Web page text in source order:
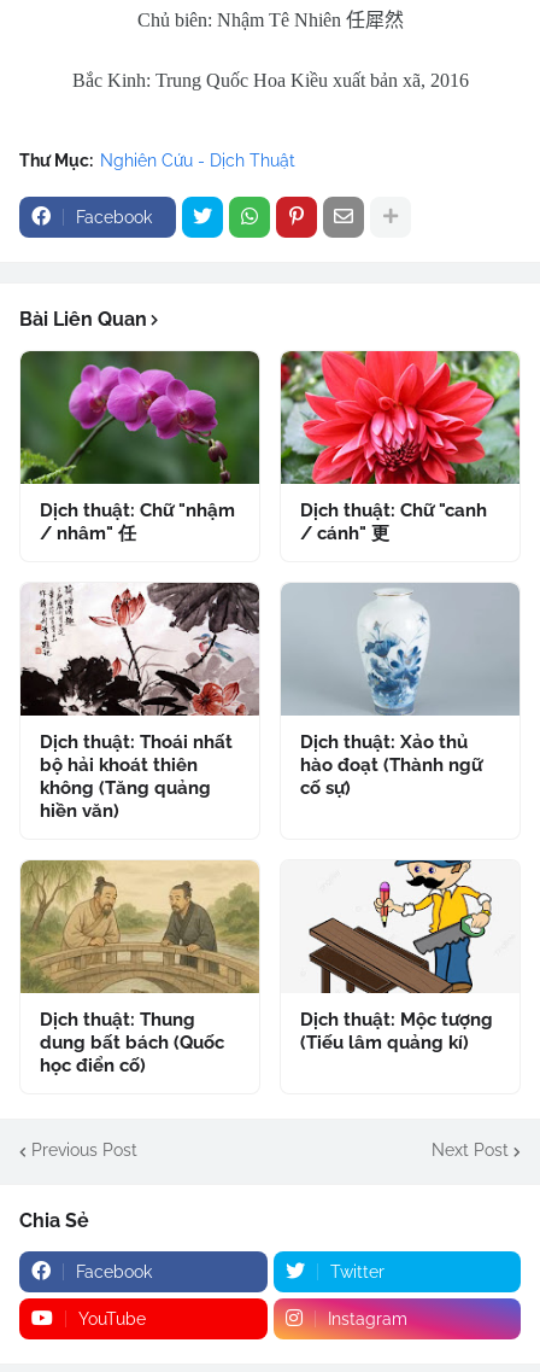
Chủ biên: Nhậm Tê Nhiên 任犀然
Bắc Kinh: Trung Quốc Hoa Kiều xuất bản xã, 2016
Thư Mục: Nghiên Cứu - Dịch Thuật
Facebook
Bài Liên Quan
Dịch thuật: Chữ "nhậm
/ nhâm" 任
Dịch thuật: Chữ "canh
/ cánh" 更
Dịch thuật: Thoái nhất
bộ hải khoát thiên
không (Tăng quảng
hiền văn)
Dịch thuật: Xảo thủ
hào đoạt (Thành ngữ
cố sự)
Dịch thuật: Thung
dung bất bách (Quốc
học điển cố)
Dịch thuật: Mộc tượng
(Tiếu lâm quảng kí)
Previous Post Next Post
Chia Sẻ
Facebook Twitter
YouTube Instagram